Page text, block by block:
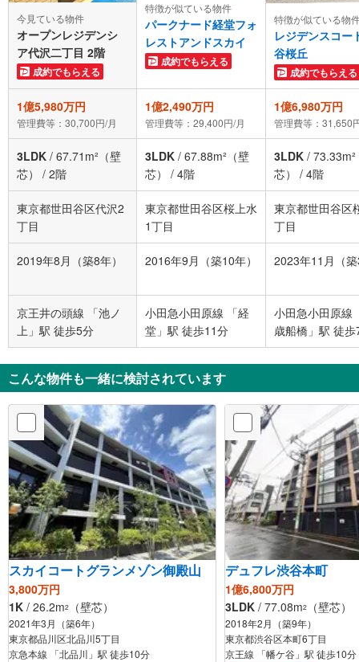
今見ている物件
オープンレジデンシ
ア代沢二丁目 2階
成約でもらえる
特徴が似ている物件
パークナード経堂フォ
レストアンドスカイ
成約でもらえる
特徴が似ている物
レジデンスコー
谷桜丘
成約でもらえる
1億5,980万円
管理費等：30,700円/月
1億2,490万円
管理費等：29,400円/月
1億6,980万円
管理費等：31,650
3LDK / 67.71m²（壁
芯）
/ 2階
3LDK / 67.88m²（壁
芯）
/ 4階
3LDK /
芯）
/ 4階
東京都世田谷区代沢2
丁目
東京都世田谷区桜上水
1丁目
東京都世田谷区
丁目
2019年8月（築8年） 2016年9月（築10年） 2023年11月（
京王井の頭線 「池ノ
上」駅 徒歩5分
小田急小田原線 「経
堂」駅 徒歩11分
小田急小田原線
歳船橋」駅 徒歩
こんな物件も一緒に検討されています
スカイコートグランメゾン御殿山
3,800万円
1K / 26.2m2 （壁芯）
2021年3月（築6年）
東京都品川区北品川5丁目
京急本線 「北品川」駅 徒歩10分
デュフレ渋谷本町
1億6,800万円
3LDK / 77.08m2 （壁芯）
2018年2月（築9年）
東京都渋谷区本町6丁目
京王線 「幡ケ谷」駅 徒歩10分